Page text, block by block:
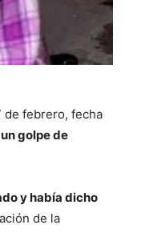
de febrero, fecha
golpe de
y había dicho
de la